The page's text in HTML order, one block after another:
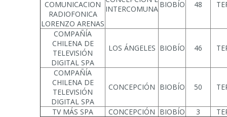
COMUNICACION
RADIOFONICA
LORENZO ARENAS
INTERCOMUNA BIOBÍO 48
COMPAÑÍA
CHILENA DE
TELEVISIÓN
DIGITAL SPA
LOS ÁNGELES BIOBÍO 46
COMPAÑÍA
CHILENA DE
TELEVISIÓN
DIGITAL SPA
CONCEPCIÓN BIOBÍO 50
TV MÁS SPA CONCEPCIÓN BIOBÍO 3